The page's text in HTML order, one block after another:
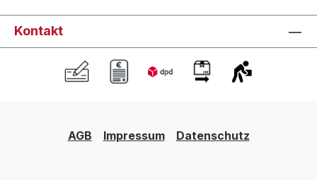
Kontakt
AGB Impressum Datenschutz